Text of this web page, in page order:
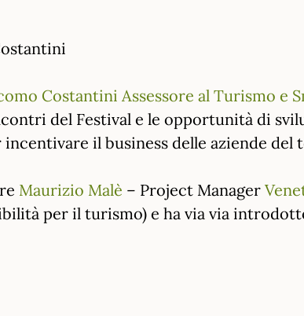
Costantini Assessore al Turismo e
del Festival e le opportunità di
il business delle aziende
Maurizio Malè – Project Manager
per il turismo) e ha via via